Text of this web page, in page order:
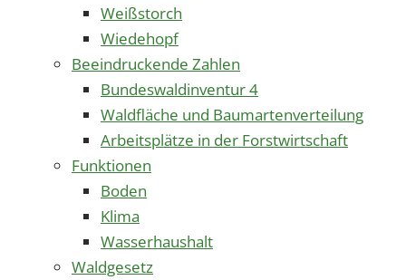
Weißstorch
Wiedehopf
Beeindruckende Zahlen
Bundeswaldinventur 4
Waldfläche und Baumartenverteilung
Arbeitsplätze in der Forstwirtschaft
Funktionen
Boden
Klima
Wasserhaushalt
Waldgesetz